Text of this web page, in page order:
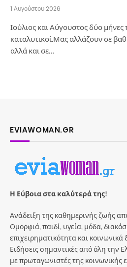
1 Αυγούστου 2026
Ιούλιος και Αύγουστος δύο μήνες
καταλυτικοί.Μας αλλάζουν σε
αλλά και σε…
EVIAWOMAN.GR
Η Εύβοια στα καλύτερά της!
Ανάδειξη της καθημερινής ζωής
Ομορφιά, παιδί, υγεία, μόδα,
επιχειρηματικότητα και
Ειδήσεις σημαντικές από όλη την
με πρωταγωνιστές της κοινωνικής